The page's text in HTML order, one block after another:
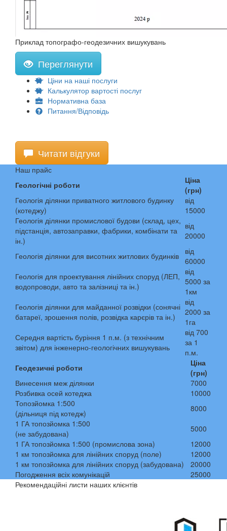
Приклад топографо-геодезичних вишукувань
Переглянути
Ціни на наші послуги
Калькулятор вартості послуг
Нормативна база
Питання/Відповідь
Читати відгуки
Наш прайс
Геологічні роботи
Ціна
(грн)
Геологія ділянки приватного житлового будинку
(котеджу)
від
15000
Геологія ділянки промислової будови (склад, цех,
підстанція, автозаправки, фабрики, комбінати та
ін.)
від
20000
Геологія ділянки для висотних житлових будинків
від
60000
Геологія для проектування лінійних споруд (ЛЕП,
водопроводи, авто та залізниці та ін.)
від
5000 за
1км
Геологія ділянки для майданної розвідки (сонячні
батареї, зрошення полів, розвідка карєрів та ін.)
від
2000 за
1га
Середня вартість буріння 1 п.м. (з технічним
звітом) для інженерно-геологічних вишукувань
від 700
за 1
п.м.
Геодезичні роботи
Ціна
(грн)
Винесення меж ділянки
7000
Розбивка осей котеджа
10000
Топозйомка 1:500
(дільниця під котедж)
8000
1 ГА топозйомка 1:500
(не забудована)
5000
1 ГА топозйомка 1:500 (промислова зона)
12000
1 км топозйомка для лінійних споруд (поле)
12000
1 км топозйомка для лінійних споруд (забудована)
20000
Погодження всіх комунікацій
25000
Рекомендаційні листи наших клієнтів